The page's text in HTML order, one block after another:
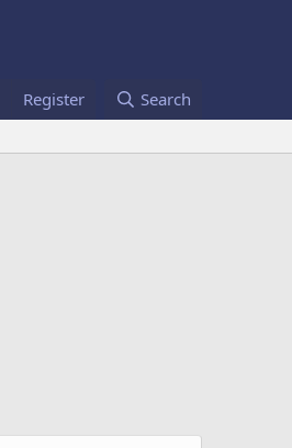
Register Search